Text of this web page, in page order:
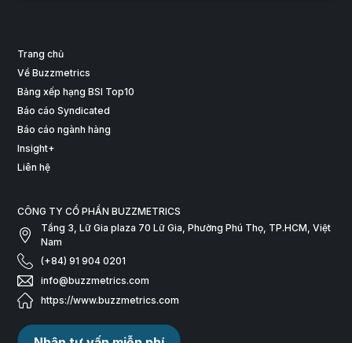
Trang chủ
Về Buzzmetrics
Bảng xếp hạng BSI Top10
Báo cáo Syndicated
Báo cáo ngành hàng
Insight+
Liên hệ
CÔNG TY CỔ PHẦN BUZZMETRICS
Tầng 3, Lữ Gia plaza 70 Lữ Gia, Phường Phú Thọ, TP.HCM, Việt
Nam
(+84) 91 904 0201
info@buzzmetrics.com
https://www.buzzmetrics.com